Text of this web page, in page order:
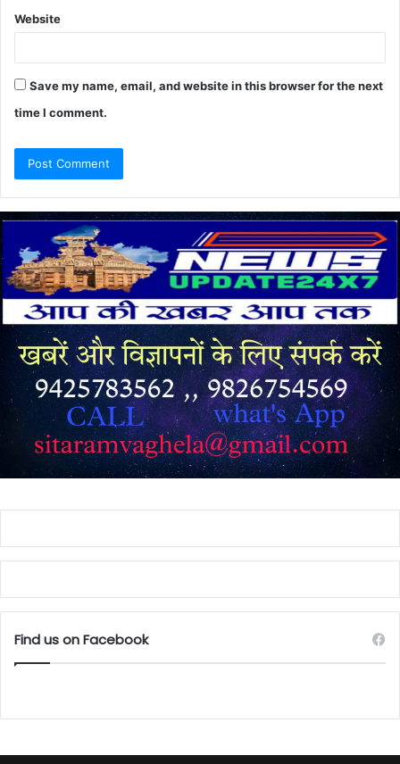
Website
Save my name, email, and website in this browser for the next
time I comment.
Find us on Facebook